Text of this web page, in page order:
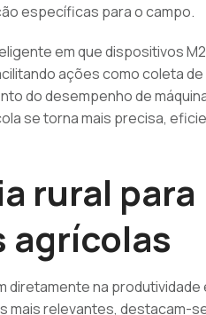
específicas para o campo.
em que dispositivos
ações como coleta
do desempenho de
se torna mais precisa,
rural para
agrícolas
diretamente na produtividade
mais relevantes, destacam-